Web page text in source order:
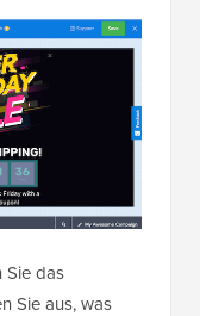
Sie das
Sie aus, was